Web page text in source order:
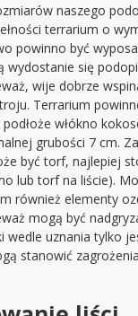
naszego
terrarium o
powinno być
wydostanie się
wije dobrze
Terrarium
podłoże włókno
grubości 7 cm.
być torf, najlepiej
lub torf na liście).
również elementy
mogą być
wedle uznania tylko
stanowić